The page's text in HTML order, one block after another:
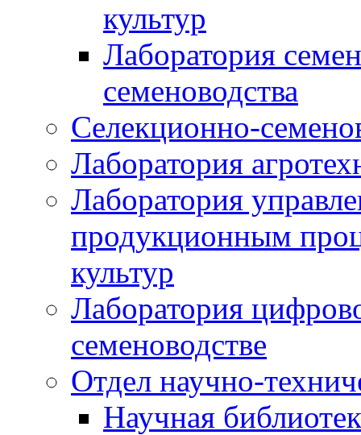
культур
Лаборатория
семеноводства
Селекционно-
Лаборатория
Лаборатория
продукционным
культур
Лаборатория
семеноводстве
Отдел научно-
Научная